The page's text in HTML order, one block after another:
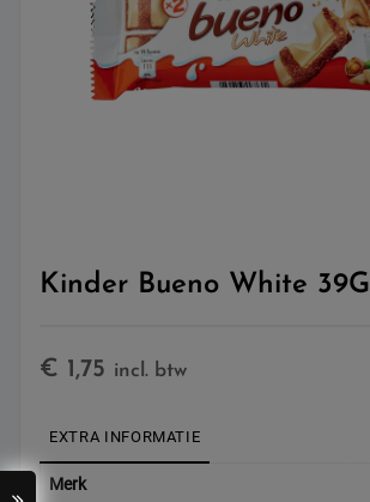
Kinder Bueno White 39G
€ 1,75 incl. btw
EXTRA INFORMATIE
Merk